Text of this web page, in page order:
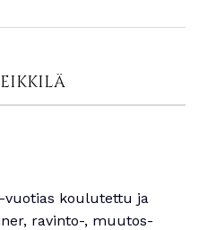
vuotias koulutettu ja
ravinto-, muutos-